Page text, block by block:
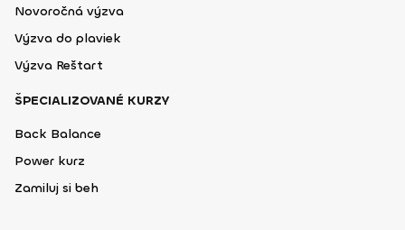
Novoročná výzva
Výzva do plaviek
Výzva Reštart
ŠPECIALIZOVANÉ KURZY
Back Balance
Power kurz
Zamiluj si beh